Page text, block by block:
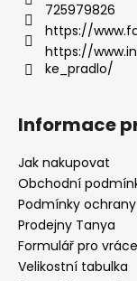
725979826
https://
https://
ke_pradlo/
Informace
Jak nakupovat
Obchodní
Podmínky
Prodejny Tanya
Formulář pro
Velikostní tabulka